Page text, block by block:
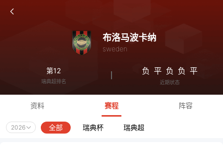
布洛马波卡纳
sweden
第12
瑞典超排名
负 平 负 负 平
近期状态
资料 赛程 阵容
2026 全部 瑞典杯 瑞典超